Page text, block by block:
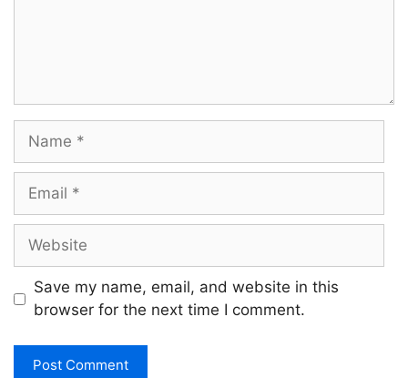
Name
Email
Website
Save my name, email, and website in this
browser for the next time I comment.